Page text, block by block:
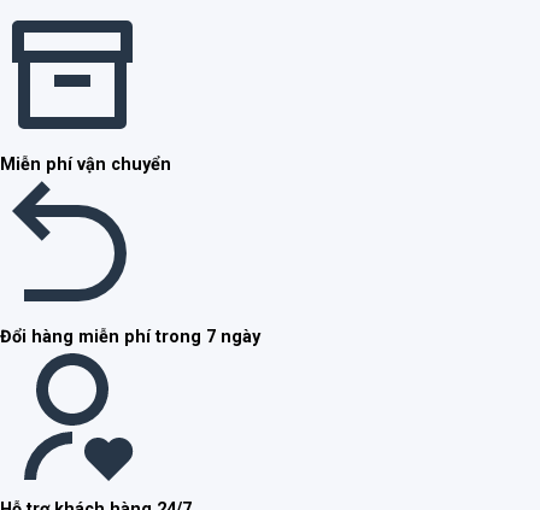
Miễn phí vận chuyển
Đổi hàng miễn phí trong 7 ngày